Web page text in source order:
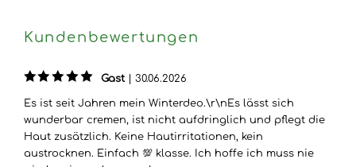
Kundenbewertungen
Gast | 30.06.2026
Es ist seit Jahren mein Winterdeo.\r\nEs lässt sich
wunderbar cremen, ist nicht aufdringlich und pflegt die
Haut zusätzlich. Keine Hautirritationen, kein
austrocknen. Einfach 💯 klasse. Ich hoffe ich muss nie